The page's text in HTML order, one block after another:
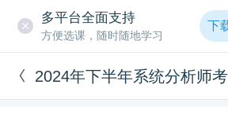
多平台全面支持
方便选课，随时随地学习
下